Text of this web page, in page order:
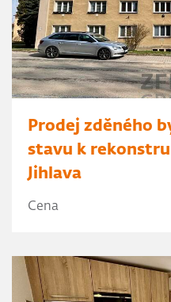
Prodej zděného
stavu k
Jihlava
Cena